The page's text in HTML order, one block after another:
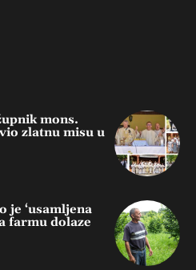
mons.
zlatnu misu u
je ‘usamljena
farmu dolaze